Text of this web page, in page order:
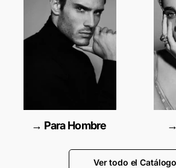
→ Para Hombre
Ver todo el Catálogo